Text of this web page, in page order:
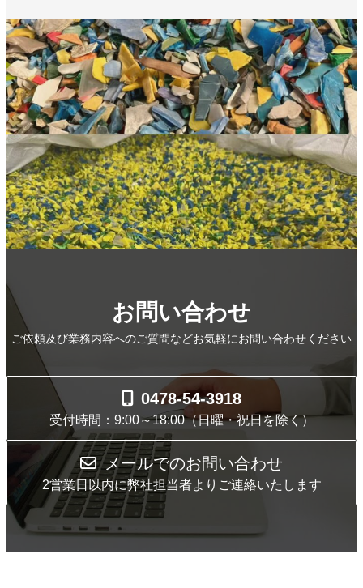
お問い合わせ
ご依頼及び業務内容へのご質問などお気軽にお問い合わせください
0478-54-3918
受付時間：9:00～18:00（日曜・祝日を除く）
メールでのお問い合わせ
2営業日以内に弊社担当者よりご連絡いたします